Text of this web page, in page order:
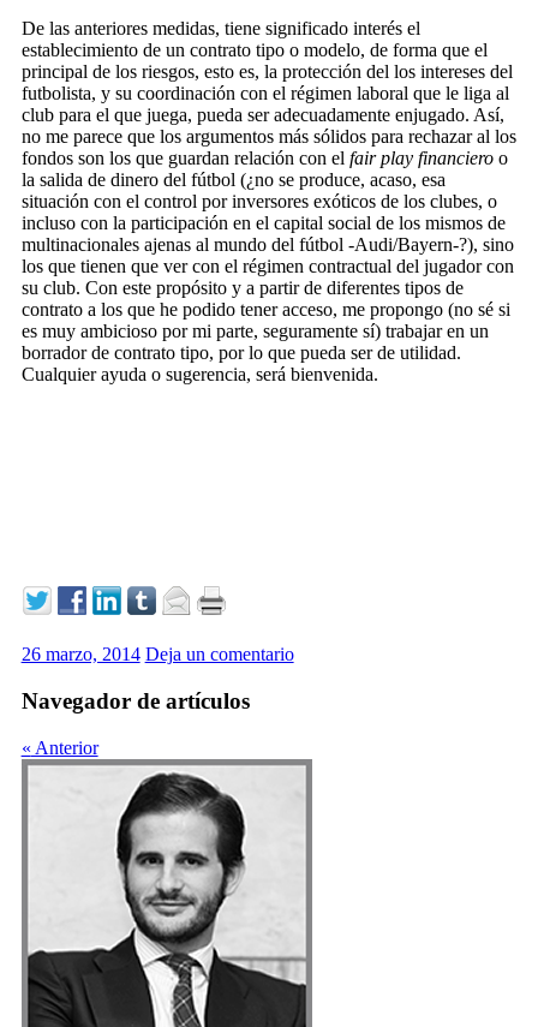
De las anteriores medidas, tiene significado interés el
establecimiento de un contrato tipo o modelo, de forma que el
principal de los riesgos, esto es, la protección del los intereses del
futbolista, y su coordinación con el régimen laboral que le liga al
club para el que juega, pueda ser adecuadamente enjugado. Así,
no me parece que los argumentos más sólidos para rechazar al los
fondos son los que guardan relación con el fair play financieroo
la salida de dinero del fútbol (¿no se produce, acaso, esa
situación con el control por inversores exóticos de los clubes, o
incluso con la participación en el capital social de los mismos de
multinacionales ajenas al mundo del fútbol -Audi/Bayern-?), sino
los que tienen que ver con el régimen contractual del jugador con
su club. Con este propósito y a partir de diferentes tipos de
contrato a los que he podido tener acceso, me propongo (no sé si
es muy ambicioso por mi parte, seguramente sí) trabajar en un
borrador de contrato tipo, por lo que pueda ser de utilidad.
Cualquier ayuda o sugerencia, será bienvenida.
26 marzo, 2014 Deja un comentario
Navegador de artículos
« Anterior